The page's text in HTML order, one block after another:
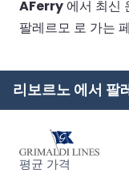
AFerry 에서 최신
팔레르모 로 가는
리보르노 에서 팔